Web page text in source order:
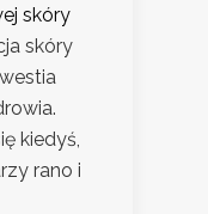
skóry
skóry
kiedyś,
rano i